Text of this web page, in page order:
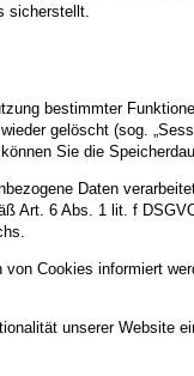
sicherstellt.
bestimmter
gelöscht (sog.
Sie die
Daten
Art. 6 Abs. 1 lit. f
Cookies informiert
unserer Website